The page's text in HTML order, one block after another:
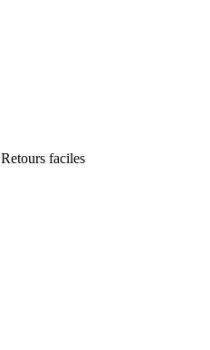
Retours faciles